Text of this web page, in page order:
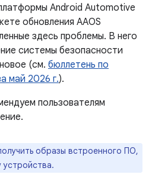
Android Automotive
обновления AAOS
здесь проблемы. В него
системы безопасности
(см. бюллетень по
май 2026 г.).
пользователям
образы встроенного ПО,
устройства.